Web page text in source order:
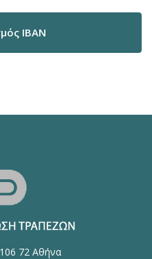
IBAN
72 Αθήνα